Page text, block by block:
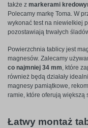
także z markerami
Polecamy markę Toma. W
wykonać test na niewielkiej
pozostawiają trwałych
Powierzchnia tablicy jest
magnesów. Zalecamy
co najmniej 34 mm, które
również będą działały
magnesy pamiątkowe,
ramie, które oferują większą
Łatwy montaż